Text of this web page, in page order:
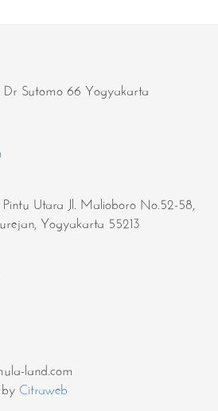
Sutomo 66 Yogyakarta
Utara Jl. Malioboro No.52-58,
Yogyakarta 55213
land.com
Citraweb